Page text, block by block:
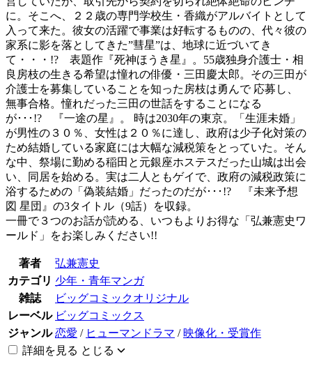
に。そこへ、２２歳の専門学校生・香織がアルバイトとして
入って来た。彼女の活躍で事業は好転するものの、代々彼の
家系に影を落としてきた”彗星”は、地球に近づいてき
て・・・!? 表題作『死神ほうき星』。55歳独身介護士・相
良房枝の生きる希望は憧れの俳優・三田慶太郎。その三田が
介護士を募集していることを知った房枝は勇んで 応募し、
無事合格。憧れだった三田の世話をすることになる
が･･･!? 『一途の星』。 時は2030年の東京。「生涯未婚」
が男性の３０％、女性は２０％に達し、政府は少子化対策の
ため結婚している家庭には大幅な減税策をとっていた。そん
な中、祭場に勤める稲田と元銀座ホステスだった山城は出会
い、同居を始める。実は二人ともゲイで、政府の減税政策に
浴するための「偽装結婚」だったのだが･･･!? 『未来予想
図 星団』の3タイトル（9話）を収録。
一冊で３つのお話が読める、いつもよりお得な「弘兼憲史ワ
ールド」をお楽しみください!!
著者
弘兼憲史
カテゴリ 少年・青年マンガ
雑誌
ビッグコミックオリジナル
レーベル ビッグコミックス
ジャンル 恋愛 / ヒューマンドラマ / 映像化・受賞作
詳細を見る とじる